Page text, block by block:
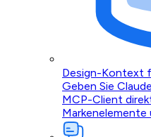
Design-Kontext
Geben Sie
MCP-Client
Markenelemente